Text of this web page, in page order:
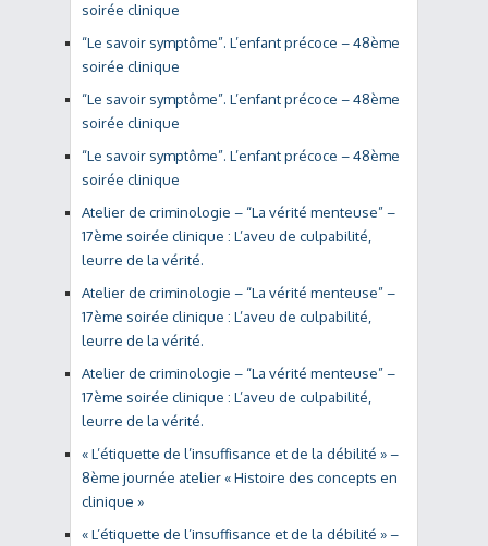
soirée clinique
“Le savoir symptôme”. L’enfant précoce – 48ème
soirée clinique
“Le savoir symptôme”. L’enfant précoce – 48ème
soirée clinique
“Le savoir symptôme”. L’enfant précoce – 48ème
soirée clinique
Atelier de criminologie – “La vérité menteuse” –
17ème soirée clinique : L’aveu de culpabilité,
leurre de la vérité.
Atelier de criminologie – “La vérité menteuse” –
17ème soirée clinique : L’aveu de culpabilité,
leurre de la vérité.
Atelier de criminologie – “La vérité menteuse” –
17ème soirée clinique : L’aveu de culpabilité,
leurre de la vérité.
« L’étiquette de l’insuffisance et de la débilité » –
8ème journée atelier « Histoire des concepts en
clinique »
« L’étiquette de l’insuffisance et de la débilité » –